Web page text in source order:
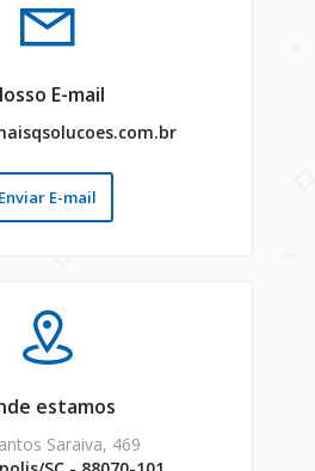
E-mail
Enviar E-mail
estamos
Saraiva, 469